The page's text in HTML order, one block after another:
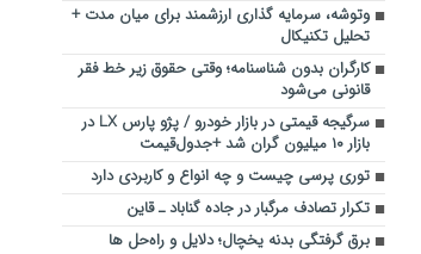
وتوشه، سرمایه گذاری ارزشمند برای میان مدت +
تحلیل تکنیکال
کارگران بدون شناسنامه؛ وقتی حقوق زیر خط فقر
قانونی می‌شود
سرگیجه قیمتی در بازار خودرو / پژو پارس LX در
بازار ۱۰ میلیون گران شد +‌جدول‌قیمت
توری پرسی چیست و چه انواع و کاربردی دارد
تکرار تصادف مرگبار در جاده گناباد ـ قاین
برق گرفتگی بدنه یخچال؛ دلایل و راه‌حل‌ ها